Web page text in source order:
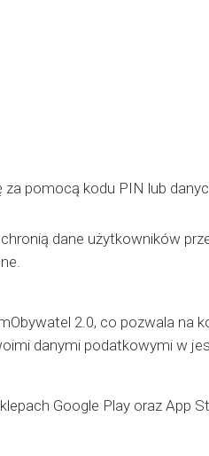
pomocą kodu PIN lub
dane użytkowników
2.0, co pozwala na
danymi podatkowymi w
Google Play oraz App